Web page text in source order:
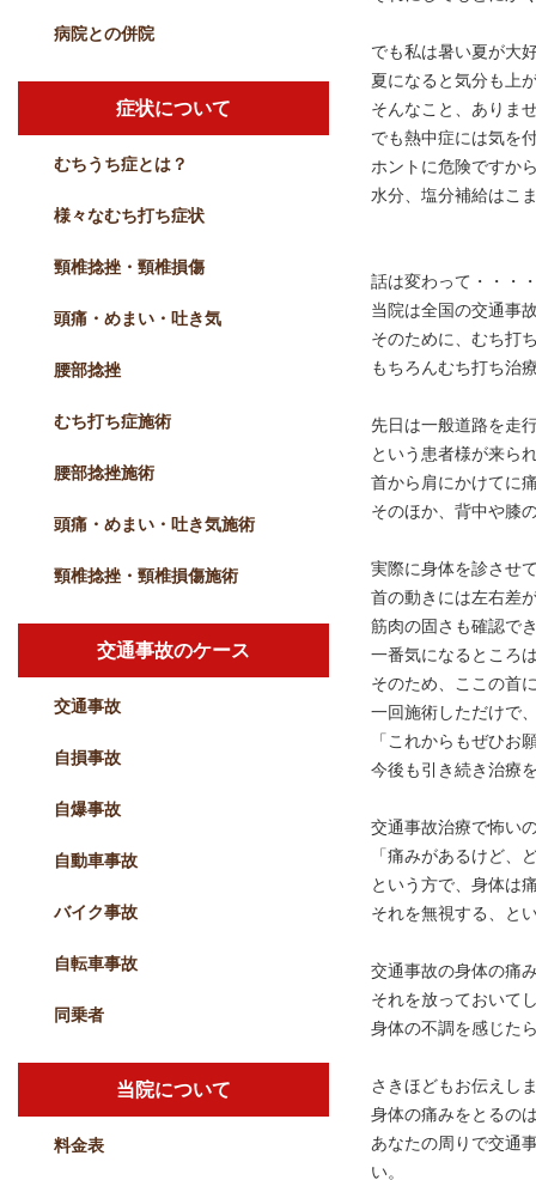
でも私は暑い夏が大
夏になると気分も上
そんなこと、ありま
でも熱中症には気を
ホントに危険ですか
水分、塩分補給はこ
話は変わって・・・
当院は全国の交通事
そのために、むち打
もちろんむち打ち治
先日は一般道路を走
という患者様が来ら
首から肩にかけてに
そのほか、背中や膝
実際に身体を診させ
首の動きには左右差
筋肉の固さも確認で
一番気になるところ
そのため、ここの首
一回施術しただけで
「これからもぜひお
今後も引き続き治療
交通事故治療で怖い
「痛みがあるけど、
という方で、身体は
それを無視する、と
交通事故の身体の痛
それを放っておいて
身体の不調を感じた
さきほどもお伝えし
身体の痛みをとるの
あなたの周りで交通
い。
病院との併院
症状について
むちうち症とは？
様々なむち打ち症状
頸椎捻挫・頸椎損傷
頭痛・めまい・吐き気
腰部捻挫
むち打ち症施術
腰部捻挫施術
頭痛・めまい・吐き気施術
頸椎捻挫・頸椎損傷施術
交通事故のケース
交通事故
自損事故
自爆事故
自動車事故
バイク事故
自転車事故
同乗者
当院について
料金表